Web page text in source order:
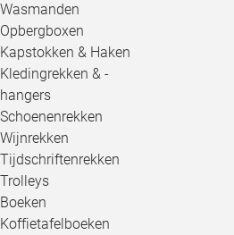
Wasmanden
Opbergboxen
Kapstokken & Haken
Kledingrekken & -
hangers
Schoenenrekken
Wijnrekken
Tijdschriftenrekken
Trolleys
Boeken
Koffietafelboeken